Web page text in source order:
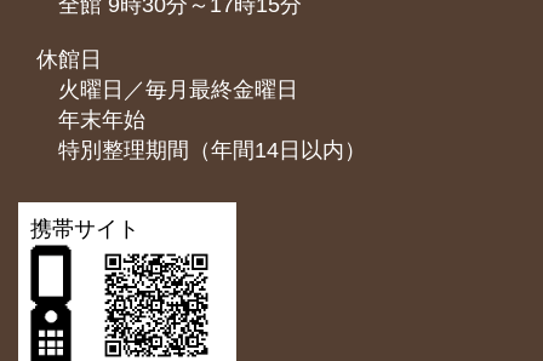
全館 9時30分～17時15分
休館日
火曜日／毎月最終金曜日
年末年始
特別整理期間（年間14日以内）
携帯サイト